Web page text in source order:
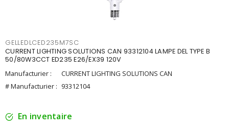
GELLEDLCED235M7SC
CURRENT LIGHTING SOLUTIONS CAN 93312104 LAMPE DEL TYPE B
50/80W3CCT ED235 E26/EX39 120V
Manufacturier :
CURRENT LIGHTING SOLUTIONS CAN
# Manufacturier : 93312104
En inventaire